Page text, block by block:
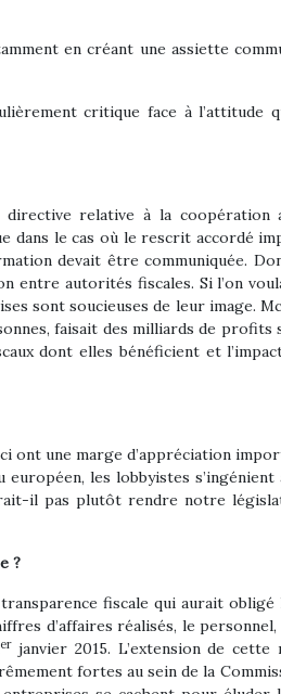
en créant une assiette
critique face à l’attitude
relative à la coopération
dans le cas où le rescrit accordé
devait être communiquée.
entre autorités fiscales. Si l’on
sont soucieuses de leur image. Mc
faisait des milliards de profits
dont elles bénéficient et
une marge d’appréciation
européen, les lobbyistes
il pas plutôt rendre notre
?
fiscale qui aurait
d’affaires réalisés, le personnel,
erjanvier 2015. L’extension de cette
fortes au sein de la